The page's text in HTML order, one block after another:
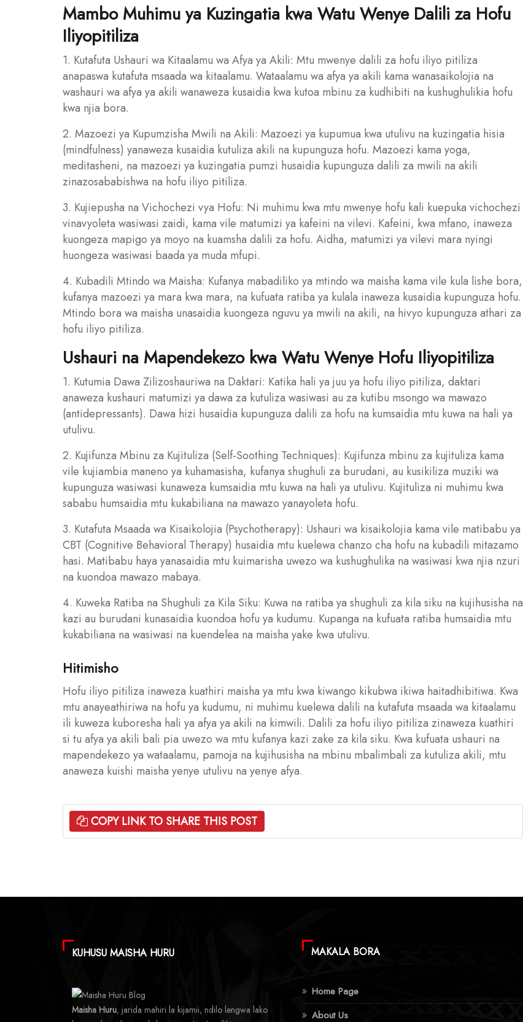
Mambo Muhimu ya Kuzingatia kwa Watu Wenye Dalili za Hofu
Iliyopitiliza
1. Kutafuta Ushauri wa Kitaalamu wa Afya ya Akili: Mtu mwenye dalili za hofu iliyo pitiliza
anapaswa kutafuta msaada wa kitaalamu. Wataalamu wa afya ya akili kama wanasaikolojia na
washauri wa afya ya akili wanaweza kusaidia kwa kutoa mbinu za kudhibiti na kushughulikia hofu
kwa njia bora.
2. Mazoezi ya Kupumzisha Mwili na Akili: Mazoezi ya kupumua kwa utulivu na kuzingatia hisia
(mindfulness) yanaweza kusaidia kutuliza akili na kupunguza hofu. Mazoezi kama yoga,
meditasheni, na mazoezi ya kuzingatia pumzi husaidia kupunguza dalili za mwili na akili
zinazosababishwa na hofu iliyo pitiliza.
3. Kujiepusha na Vichochezi vya Hofu: Ni muhimu kwa mtu mwenye hofu kali kuepuka vichochezi
vinavyoleta wasiwasi zaidi, kama vile matumizi ya kafeini na vilevi. Kafeini, kwa mfano, inaweza
kuongeza mapigo ya moyo na kuamsha dalili za hofu. Aidha, matumizi ya vilevi mara nyingi
huongeza wasiwasi baada ya muda mfupi.
4. Kubadili Mtindo wa Maisha: Kufanya mabadiliko ya mtindo wa maisha kama vile kula lishe bora,
kufanya mazoezi ya mara kwa mara, na kufuata ratiba ya kulala inaweza kusaidia kupunguza hofu.
Mtindo bora wa maisha unasaidia kuongeza nguvu ya mwili na akili, na hivyo kupunguza athari za
hofu iliyo pitiliza.
Ushauri na Mapendekezo kwa Watu Wenye Hofu Iliyopitiliza
1. Kutumia Dawa Zilizoshauriwa na Daktari: Katika hali ya juu ya hofu iliyo pitiliza, daktari
anaweza kushauri matumizi ya dawa za kutuliza wasiwasi au za kutibu msongo wa mawazo
(antidepressants). Dawa hizi husaidia kupunguza dalili za hofu na kumsaidia mtu kuwa na hali ya
utulivu.
2. Kujifunza Mbinu za Kujituliza (Self-Soothing Techniques): Kujifunza mbinu za kujituliza kama
vile kujiambia maneno ya kuhamasisha, kufanya shughuli za burudani, au kusikiliza muziki wa
kupunguza wasiwasi kunaweza kumsaidia mtu kuwa na hali ya utulivu. Kujituliza ni muhimu kwa
sababu humsaidia mtu kukabiliana na mawazo yanayoleta hofu.
3. Kutafuta Msaada wa Kisaikolojia (Psychotherapy): Ushauri wa kisaikolojia kama vile matibabu ya
CBT (Cognitive Behavioral Therapy) husaidia mtu kuelewa chanzo cha hofu na kubadili mitazamo
hasi. Matibabu haya yanasaidia mtu kuimarisha uwezo wa kushughulika na wasiwasi kwa njia nzuri
na kuondoa mawazo mabaya.
4. Kuweka Ratiba na Shughuli za Kila Siku: Kuwa na ratiba ya shughuli za kila siku na kujihusisha na
kazi au burudani kunasaidia kuondoa hofu ya kudumu. Kupanga na kufuata ratiba humsaidia mtu
kukabiliana na wasiwasi na kuendelea na maisha yake kwa utulivu.
Hitimisho
Hofu iliyo pitiliza inaweza kuathiri maisha ya mtu kwa kiwango kikubwa ikiwa haitadhibitiwa. Kwa
mtu anayeathiriwa na hofu ya kudumu, ni muhimu kuelewa dalili na kutafuta msaada wa kitaalamu
ili kuweza kuboresha hali ya afya ya akili na kimwili. Dalili za hofu iliyo pitiliza zinaweza kuathiri
si tu afya ya akili bali pia uwezo wa mtu kufanya kazi zake za kila siku. Kwa kufuata ushauri na
mapendekezo ya wataalamu, pamoja na kujihusisha na mbinu mbalimbali za kutuliza akili, mtu
anaweza kuishi maisha yenye utulivu na yenye afya.
COPY LINK TO SHARE THIS POST
KUHUSU MAISHA HURU
Maisha Huru, jarida mahiri la kijamii, ndilo lengwa lako
MAKALA BORA
Home Page
About Us